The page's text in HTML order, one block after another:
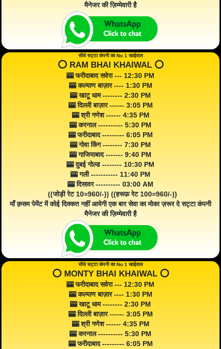
मैनेजर की ज़िम्मेवारी है
सीधे सट्टा कंपनी का No 1 खाईवाल
⭕️ RAM BHAI KHAIWAL ⭕️
🎰 फरीदाबाद सवेरा --- 12:30 PM
🎰 कल्याण बाज़ार ---- 1:30 PM
🎰 खाटू धाम -------- 2:30 PM
🎰 दिल्ली बाज़ार ------ 3:05 PM
🎰 श्री गणेश ------ 4:35 PM
🎰 करनाल ---------- 5:30 PM
🎰 फरीदाबाद --------- 6:05 PM
🎰 गोवा किंग -------- 7:30 PM
🎰 गाजियाबाद ------- 9:40 PM
🎰 दुबई गोल्ड -------- 10:30 PM
🎰 गली ----------- 11:40 PM
🎰 दिसावर ---------- 03:00 AM
((जोड़ी रेट 10=960/-)) ((हरूफ़ रेट 100=960/-))
माँ क़सम पेमेंट में कोई दिक्कत नहीं आयेगी एक बार सेवा का मोका ज़रूर दे सट्टा कंपनी
मैनेजर की ज़िम्मेवारी है
सीधे सट्टा कंपनी का No 1 खाईवाल
⭕️ MONTY BHAI KHAIWAL ⭕️
🎰 फरीदाबाद सवेरा --- 12:30 PM
🎰 कल्याण बाज़ार ---- 1:30 PM
🎰 खाटू धाम -------- 2:30 PM
🎰 दिल्ली बाज़ार ------ 3:05 PM
🎰 श्री गणेश ------ 4:35 PM
🎰 करनाल ---------- 5:30 PM
🎰 फरीदाबाद --------- 6:05 PM